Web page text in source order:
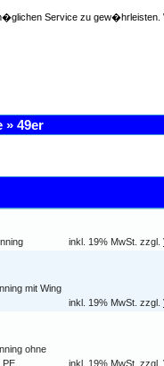
Service zu gew�hrleisten.
» 49er
inkl. 19% MwSt. zzgl.
mit Wing
inkl. 19% MwSt. zzgl.
ohne
PE
inkl. 19% MwSt. zzgl.